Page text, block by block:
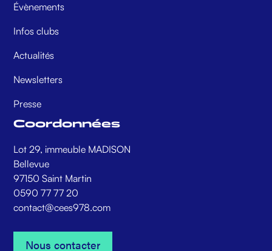
Évènements
Infos clubs
Actualités
Newsletters
Presse
Coordonnées
Lot 29, immeuble MADISON
Bellevue
97150 Saint Martin
0590 77 77 20
contact@cees978.com
Nous contacter